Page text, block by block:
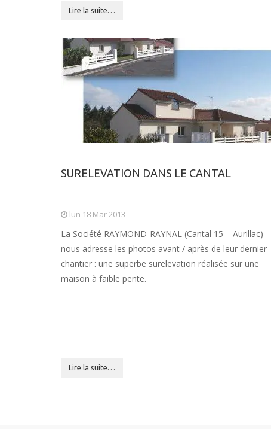
Lire la suite…
SURELEVATION DANS LE CANTAL
lun 18 Mar 2013
La Société RAYMOND-RAYNAL (Cantal 15 – Aurillac)
nous adresse les photos avant / après de leur dernier
chantier : une superbe surelevation réalisée sur une
maison à faible pente.
Lire la suite…